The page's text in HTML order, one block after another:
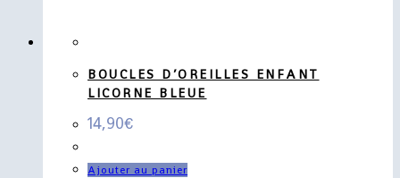
BOUCLES D’OREILLES ENFANT
LICORNE BLEUE
14,90€
Ajouter au panier